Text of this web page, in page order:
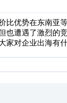
比优势在东南亚
也遭遇了激烈的
家对企业出海有